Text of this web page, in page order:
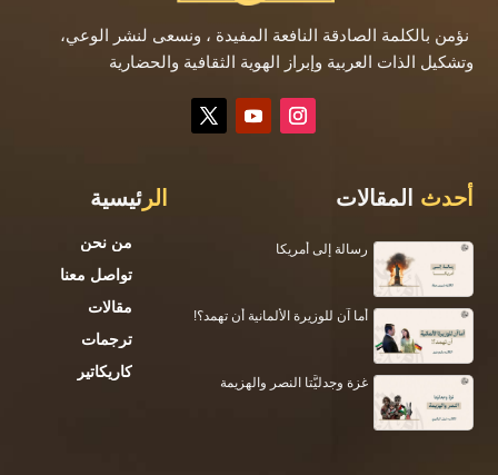
أحدث المقالات
رسالة إلى أمريكا
أما آن للوزيرة الألمانية أن تهمد؟!
غزة وجدليَّتا النصر والهزيمة
الر ئيسية
من نحن
تواصل معنا
مقالات
ترجمات
كاريكاتير
نؤمن بالكلمة الصادقة النافعة المفيدة ، ونسعى لنشر الوعي،
وتشكيل الذات العربية وإبراز الهوية الثقافية والحضارية